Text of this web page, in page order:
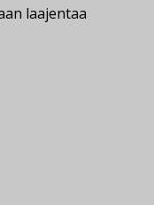
laajentaa